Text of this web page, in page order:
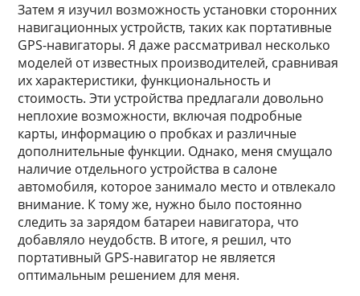
Затем я изучил возможность установки сторонних
навигационных устройств, таких как портативные
GPS-навигаторы. Я даже рассматривал несколько
моделей от известных производителей, сравнивая
их характеристики, функциональность и
стоимость. Эти устройства предлагали довольно
неплохие возможности, включая подробные
карты, информацию о пробках и различные
дополнительные функции. Однако, меня смущало
наличие отдельного устройства в салоне
автомобиля, которое занимало место и отвлекало
внимание. К тому же, нужно было постоянно
следить за зарядом батареи навигатора, что
добавляло неудобств. В итоге, я решил, что
портативный GPS-навигатор не является
оптимальным решением для меня.